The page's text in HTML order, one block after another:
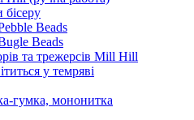
бісеру
Beads
Beads
та трежерсів Mill Hill
у темряві
гумка, мононитка